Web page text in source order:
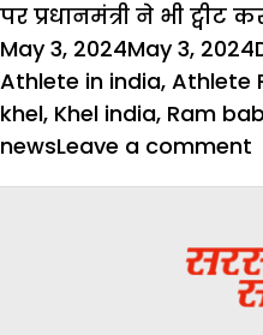
पर प्रधानमंत्री ने भी ट्वीट
Posted
on
May 3, 2024May 3, 2024
Athlete in india, Athlete
khel, Khel india, Ram
newsLeave a comment
: